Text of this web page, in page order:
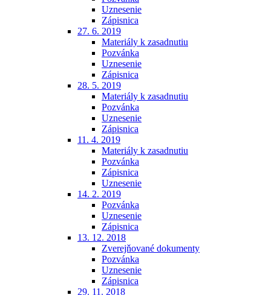
Uznesenie
Zápisnica
27. 6. 2019
Materiály k zasadnutiu
Pozvánka
Uznesenie
Zápisnica
28. 5. 2019
Materiály k zasadnutiu
Pozvánka
Uznesenie
Zápisnica
11. 4. 2019
Materiály k zasadnutiu
Pozvánka
Zápisnica
Uznesenie
14. 2. 2019
Pozvánka
Uznesenie
Zápisnica
13. 12. 2018
Zverejňované dokumenty
Pozvánka
Uznesenie
Zápisnica
29. 11. 2018